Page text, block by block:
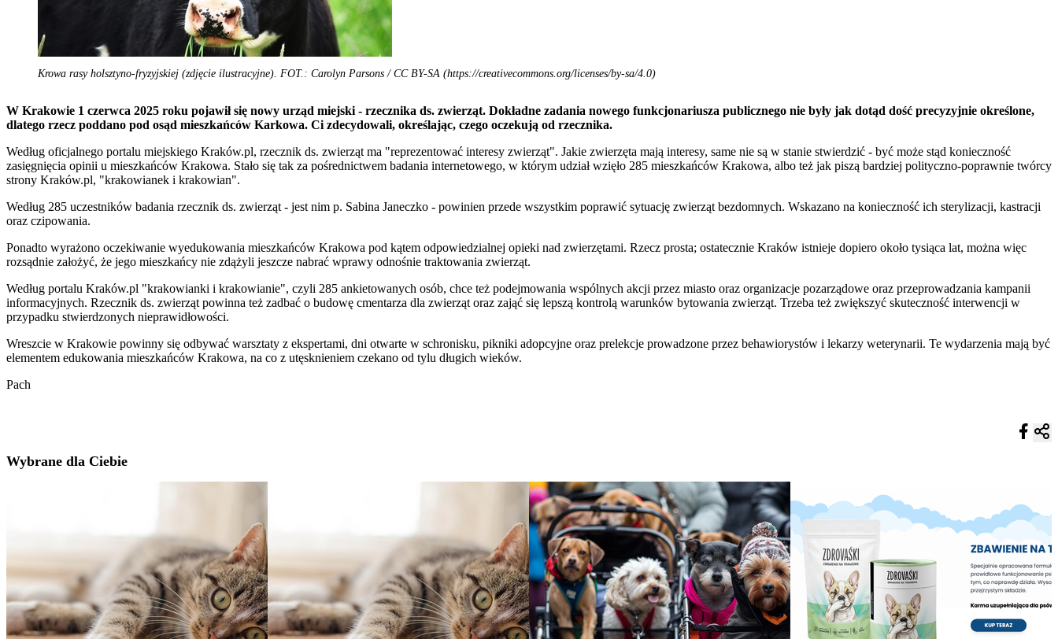
Krowa rasy holsztyno-fryzyjskiej (zdjęcie ilustracyjne). FOT.: Carolyn Parsons / CC BY-SA (https://creativecommons.org/licenses/by-sa/4.0)
W Krakowie 1 czerwca 2025 roku pojawił się nowy urząd miejski - rzecznika ds. zwierząt. Dokładne zadania nowego funkcjonariusza publicznego nie były jak dotąd dość precyzyjnie określone,
dlatego rzecz poddano pod osąd mieszkańców Karkowa. Ci zdecydowali, określając, czego oczekują od rzecznika.
Według oficjalnego portalu miejskiego Kraków.pl, rzecznik ds. zwierząt ma "reprezentować interesy zwierząt". Jakie zwierzęta mają interesy, same nie są w stanie stwierdzić - być może stąd konieczność
zasięgnięcia opinii u mieszkańców Krakowa. Stało się tak za pośrednictwem badania internetowego, w którym udział wzięło 285 mieszkańców Krakowa, albo też jak piszą bardziej polityczno-poprawnie twórcy
strony Kraków.pl, "krakowianek i krakowian".
Według 285 uczestników badania rzecznik ds. zwierząt - jest nim p. Sabina Janeczko - powinien przede wszystkim poprawić sytuację zwierząt bezdomnych. Wskazano na konieczność ich sterylizacji, kastracji
oraz czipowania.
Ponadto wyrażono oczekiwanie wyedukowania mieszkańców Krakowa pod kątem odpowiedzialnej opieki nad zwierzętami. Rzecz prosta; ostatecznie Kraków istnieje dopiero około tysiąca lat, można więc
rozsądnie założyć, że jego mieszkańcy nie zdążyli jeszcze nabrać wprawy odnośnie traktowania zwierząt.
Według portalu Kraków.pl "krakowianki i krakowianie", czyli 285 ankietowanych osób, chce też podejmowania wspólnych akcji przez miasto oraz organizacje pozarządowe oraz przeprowadzania kampanii
informacyjnych. Rzecznik ds. zwierząt powinna też zadbać o budowę cmentarza dla zwierząt oraz zająć się lepszą kontrolą warunków bytowania zwierząt. Trzeba też zwiększyć skuteczność interwencji w
przypadku stwierdzonych nieprawidłowości.
Wreszcie w Krakowie powinny się odbywać warsztaty z ekspertami, dni otwarte w schronisku, pikniki adopcyjne oraz prelekcje prowadzone przez behawiorystów i lekarzy weterynarii. Te wydarzenia mają być
elementem edukowania mieszkańców Krakowa, na co z utęsknieniem czekano od tylu długich wieków.
Pach
Wybrane dla Ciebie